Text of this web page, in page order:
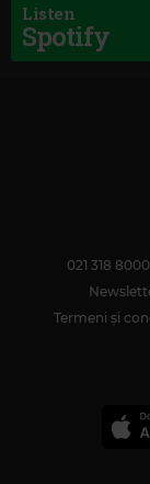
Listen
Spotify
021 318 8000
Termeni și